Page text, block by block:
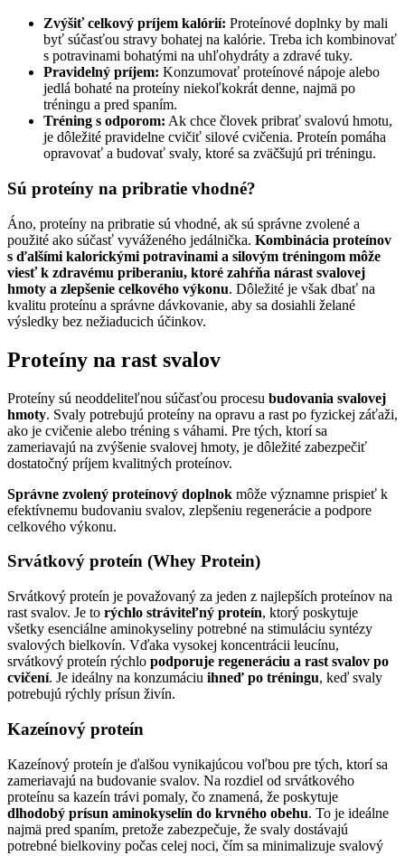
Zvýšiť celkový príjem kalórií: Proteínové doplnky by mali
byť súčasťou stravy bohatej na kalórie. Treba ich kombinovať
s potravinami bohatými na uhľohydráty a zdravé tuky.
Pravidelný príjem: Konzumovať proteínové nápoje alebo
jedlá bohaté na proteíny niekoľkokrát denne, najmä po
tréningu a pred spaním.
Tréning s odporom: Ak chce človek pribrať svalovú hmotu,
je dôležité pravidelne cvičiť silové cvičenia. Proteín pomáha
opravovať a budovať svaly, ktoré sa zväčšujú pri tréningu.
Sú proteíny na pribratie vhodné?
Áno, proteíny na pribratie sú vhodné, ak sú správne zvolené a
použité ako súčasť vyváženého jedálnička. Kombinácia proteínov
s ďalšími kalorickými potravinami a silovým tréningom môže
viesť k zdravému priberaniu, ktoré zahŕňa nárast svalovej
hmoty a zlepšenie celkového výkonu. Dôležité je však dbať na
kvalitu proteínu a správne dávkovanie, aby sa dosiahli želané
výsledky bez nežiaducich účinkov.
Proteíny na rast svalov
Proteíny sú neoddeliteľnou súčasťou procesu budovania svalovej
hmoty. Svaly potrebujú proteíny na opravu a rast po fyzickej záťaži,
ako je cvičenie alebo tréning s váhami. Pre tých, ktorí sa
zameriavajú na zvýšenie svalovej hmoty, je dôležité zabezpečiť
dostatočný príjem kvalitných proteínov.
Správne zvolený proteínový doplnok môže významne prispieť k
efektívnemu budovaniu svalov, zlepšeniu regenerácie a podpore
celkového výkonu.
Srvátkový proteín (Whey Protein)
Srvátkový proteín je považovaný za jeden z najlepších proteínov na
rast svalov. Je to rýchlo stráviteľný proteín, ktorý poskytuje
všetky esenciálne aminokyseliny potrebné na stimuláciu syntézy
svalových bielkovín. Vďaka vysokej koncentrácii leucínu,
srvátkový proteín rýchlo podporuje regeneráciu a rast svalov po
cvičení. Je ideálny na konzumáciu ihneď po tréningu, keď svaly
potrebujú rýchly prísun živín.
Kazeínový proteín
Kazeínový proteín je ďalšou vynikajúcou voľbou pre tých, ktorí sa
zameriavajú na budovanie svalov. Na rozdiel od srvátkového
proteínu sa kazeín trávi pomaly, čo znamená, že poskytuje
dlhodobý prísun aminokyselín do krvného obehu. To je ideálne
najmä pred spaním, pretože zabezpečuje, že svaly dostávajú
potrebné bielkoviny počas celej noci, čím sa minimalizuje svalový